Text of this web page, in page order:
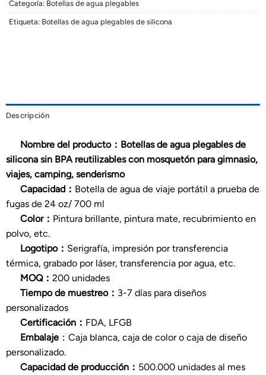
Categoría: Botellas de agua plegables
Etiqueta: Botellas de agua plegables de silicona
Descripción
Nombre del producto：Botellas de agua plegables de
silicona sin BPA reutilizables con mosquetón para gimnasio,
viajes, camping, senderismo
Capacidad： Botella de agua de viaje portátil a prueba de
fugas de 24 oz/ 700 ml
Color： Pintura brillante, pintura mate, recubrimiento en
polvo, etc.
Logotipo： Serigrafía, impresión por transferencia
térmica, grabado por láser, transferencia por agua, etc.
MOQ： 200 unidades
Tiempo de muestreo： 3-7 días para diseños
personalizados
Certificación： FDA, LFGB
Embalaje：Caja blanca, caja de color o caja de diseño
personalizado.
Capacidad de producción： 500.000 unidades al mes